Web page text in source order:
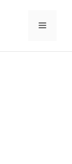
Меню